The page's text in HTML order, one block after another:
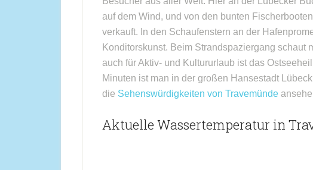
auf dem Wind, und von den bunten
verkauft. In den Schaufenstern an der
Konditorskunst. Beim Strandspaziergang schaut
auch für Aktiv- und Kultururlaub ist das
Minuten ist man in der großen Hansestadt
die Sehenswürdigkeiten von Travemünde
Aktuelle Wassertemperatur in